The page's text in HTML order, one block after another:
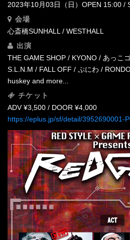
2023年10月03日（日）OPEN 15:00 /
会場
心斎橋SUNHALL / WESTHALL‬
出演
THE GAME SHOP / KYONO / あっこ
S.L.N.M / FALL OFF / ぷにわ /
huskey and more...
チケット
ADV ¥3,500 / DOOR ¥4,000
https://eplus.jp/sf/detail/3952690001-